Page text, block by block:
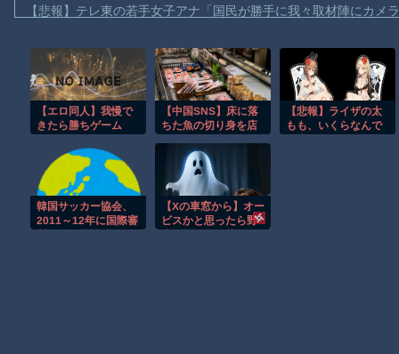
【悲報】テレ東の若手女子アナ「国民が勝手に我々取材陣にカ
【珍事】サッカーの試合が原因で交通事故が起きてしまう。
【動画】急病人？横須賀の国道16号でおかしな事故が撮影される
Amazon「マンガ毎週末セール（50%還元）」アツいスポーツマ
【群馬】デカいNinja乗りさん、後方確認しない軽四に当てられて
【動画】ビッグフットの正体が判明
【動画】DJI Neo2で釣りの自撮りをしようとした男の悲劇（ノ∇`
【動画】タイのティパンコーン王子が日本人女性とデートか？
【エロ同人】我慢で
きたら勝ちゲーム
【中国SNS】床に落
ちた魚の切り身を店
パーで衝撃＝中国ネ
ット「精神が崩壊」
「普通じゃない？」
【悲報】ライザの太
もも、いくらなんで
韓国サッカー協会、
2011～12年に国際審
【Xの車窓から】オー
ビスかと思ったら野